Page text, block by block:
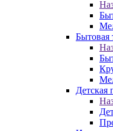
Бытовая
Детская